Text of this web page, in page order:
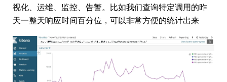
视化、运维、监控、告警。比如我们查询特定调用的昨
天一整天响应时间百分位，可以非常方便的统计出来